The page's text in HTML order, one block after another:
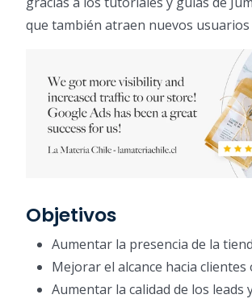
que también atraen nuevos usuarios
Objetivos
Aumentar la presencia de la
Mejorar el alcance hacia clientes
Aumentar la calidad de los leads